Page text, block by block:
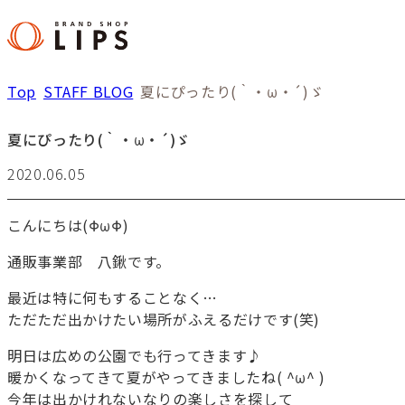
Top STAFF BLOG 夏にぴったり(｀・ω・´)ゞ
夏にぴったり(｀・ω・´)ゞ
2020.06.05
こんにちは(ΦωΦ)
通販事業部 八鍬です。
最近は特に何もすることなく…
ただただ出かけたい場所がふえるだけです(笑)
明日は広めの公園でも行ってきます♪
暖かくなってきて夏がやってきましたね( ^ω^ )
今年は出かけれないなりの楽しさを探して